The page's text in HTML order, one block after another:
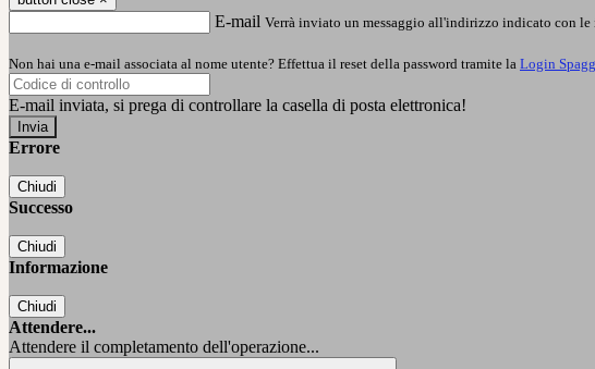
E-mail Verrà inviato un messaggio all'indirizzo indicato con le
Non hai una e-mail associata al nome utente? Effettua il reset della password tramite la Login
E-mail inviata, si prega di controllare la casella di posta elettronica!
Errore
Chiudi
Successo
Chiudi
Informazione
Chiudi
Attendere...
Attendere il completamento dell'operazione...